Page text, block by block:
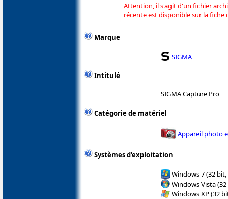
Attention, il s'agit d'un fichier
récente est disponible sur la fiche
Marque
SIGMA
Intitulé
SIGMA Capture Pro
Catégorie de matériel
Appareil photo
Systèmes d'exploitation
Windows 7 (32 bit,
Windows Vista
Windows XP (32